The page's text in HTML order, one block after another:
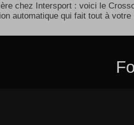
chez Intersport : voici le
automatique qui fait tout à